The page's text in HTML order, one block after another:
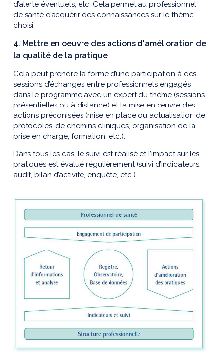
d’alerte éventuels, etc. Cela permet au professionnel
de santé d’acquérir des connaissances sur le thème
choisi.
4. Mettre en oeuvre des actions d'amélioration de
la qualité de la pratique
Cela peut prendre la forme d’une participation à des
sessions d’échanges entre professionnels engagés
dans le programme avec un expert du thème (sessions
présentielles ou à distance) et la mise en œuvre des
actions préconisées (mise en place ou actualisation de
protocoles, de chemins cliniques, organisation de la
prise en charge, formation, etc.).
Dans tous les cas, le suivi est réalisé et l’impact sur les
pratiques est évalué régulièrement (suivi d’indicateurs,
audit, bilan d’activité, enquête, etc.).